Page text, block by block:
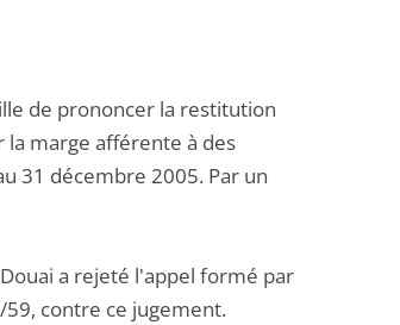
de prononcer la restitution
la marge afférente à des
31 décembre 2005. Par un
a rejeté l'appel formé par
contre ce jugement.